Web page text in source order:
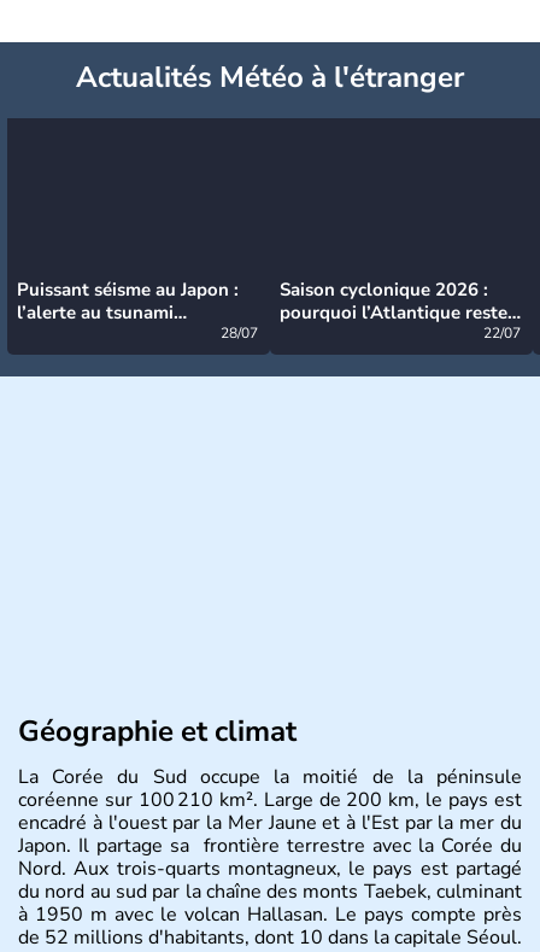
Actualités Météo à l'étranger
Puissant séisme au Japon :
l’alerte au tsunami
28/07
Saison cyclonique 2026 :
pourquoi l’Atlantique reste
22/07
Géographie et climat
La Corée du Sud occupe la moitié de la péninsule
coréenne sur 100 210 km². Large de 200 km, le pays est
encadré à l'ouest par la Mer Jaune et à l'Est par la mer du
Japon. Il partage sa frontière terrestre avec la Corée du
Nord. Aux trois-quarts montagneux, le pays est partagé
du nord au sud par la chaîne des monts Taebek, culminant
à 1950 m avec le volcan Hallasan. Le pays compte près
de 52 millions d'habitants, dont 10 dans la capitale Séoul.